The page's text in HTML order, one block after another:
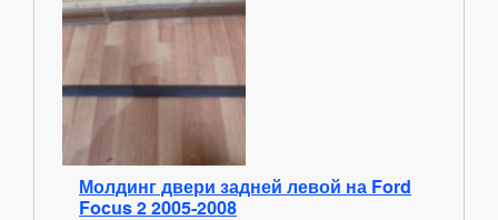
Молдинг двери задней левой на Ford
Focus 2 2005-2008